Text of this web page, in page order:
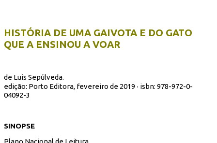
HISTÓRIA DE UMA GAIVOTA E DO GATO
QUE A ENSINOU A VOAR
de Luis Sepúlveda.
edição: Porto Editora, fevereiro de 2019 ‧ isbn: 978-972-0-
04092-3
SINOPSE
Plano Nacional de Leitura.